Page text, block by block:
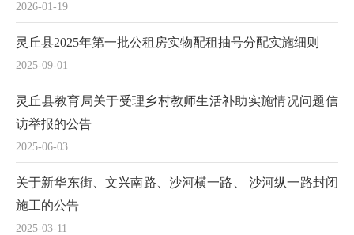
2026-01-19
2025-09-01
灵丘县2025年第一批公租房实物配租抽号分配实施细则
2025-06-03
灵丘县教育局关于受理乡村教师生活补助实施情况问题信
访举报的公告
2025-03-11
关于新华东街、文兴南路、沙河横一路、 沙河纵一路封闭
施工的公告